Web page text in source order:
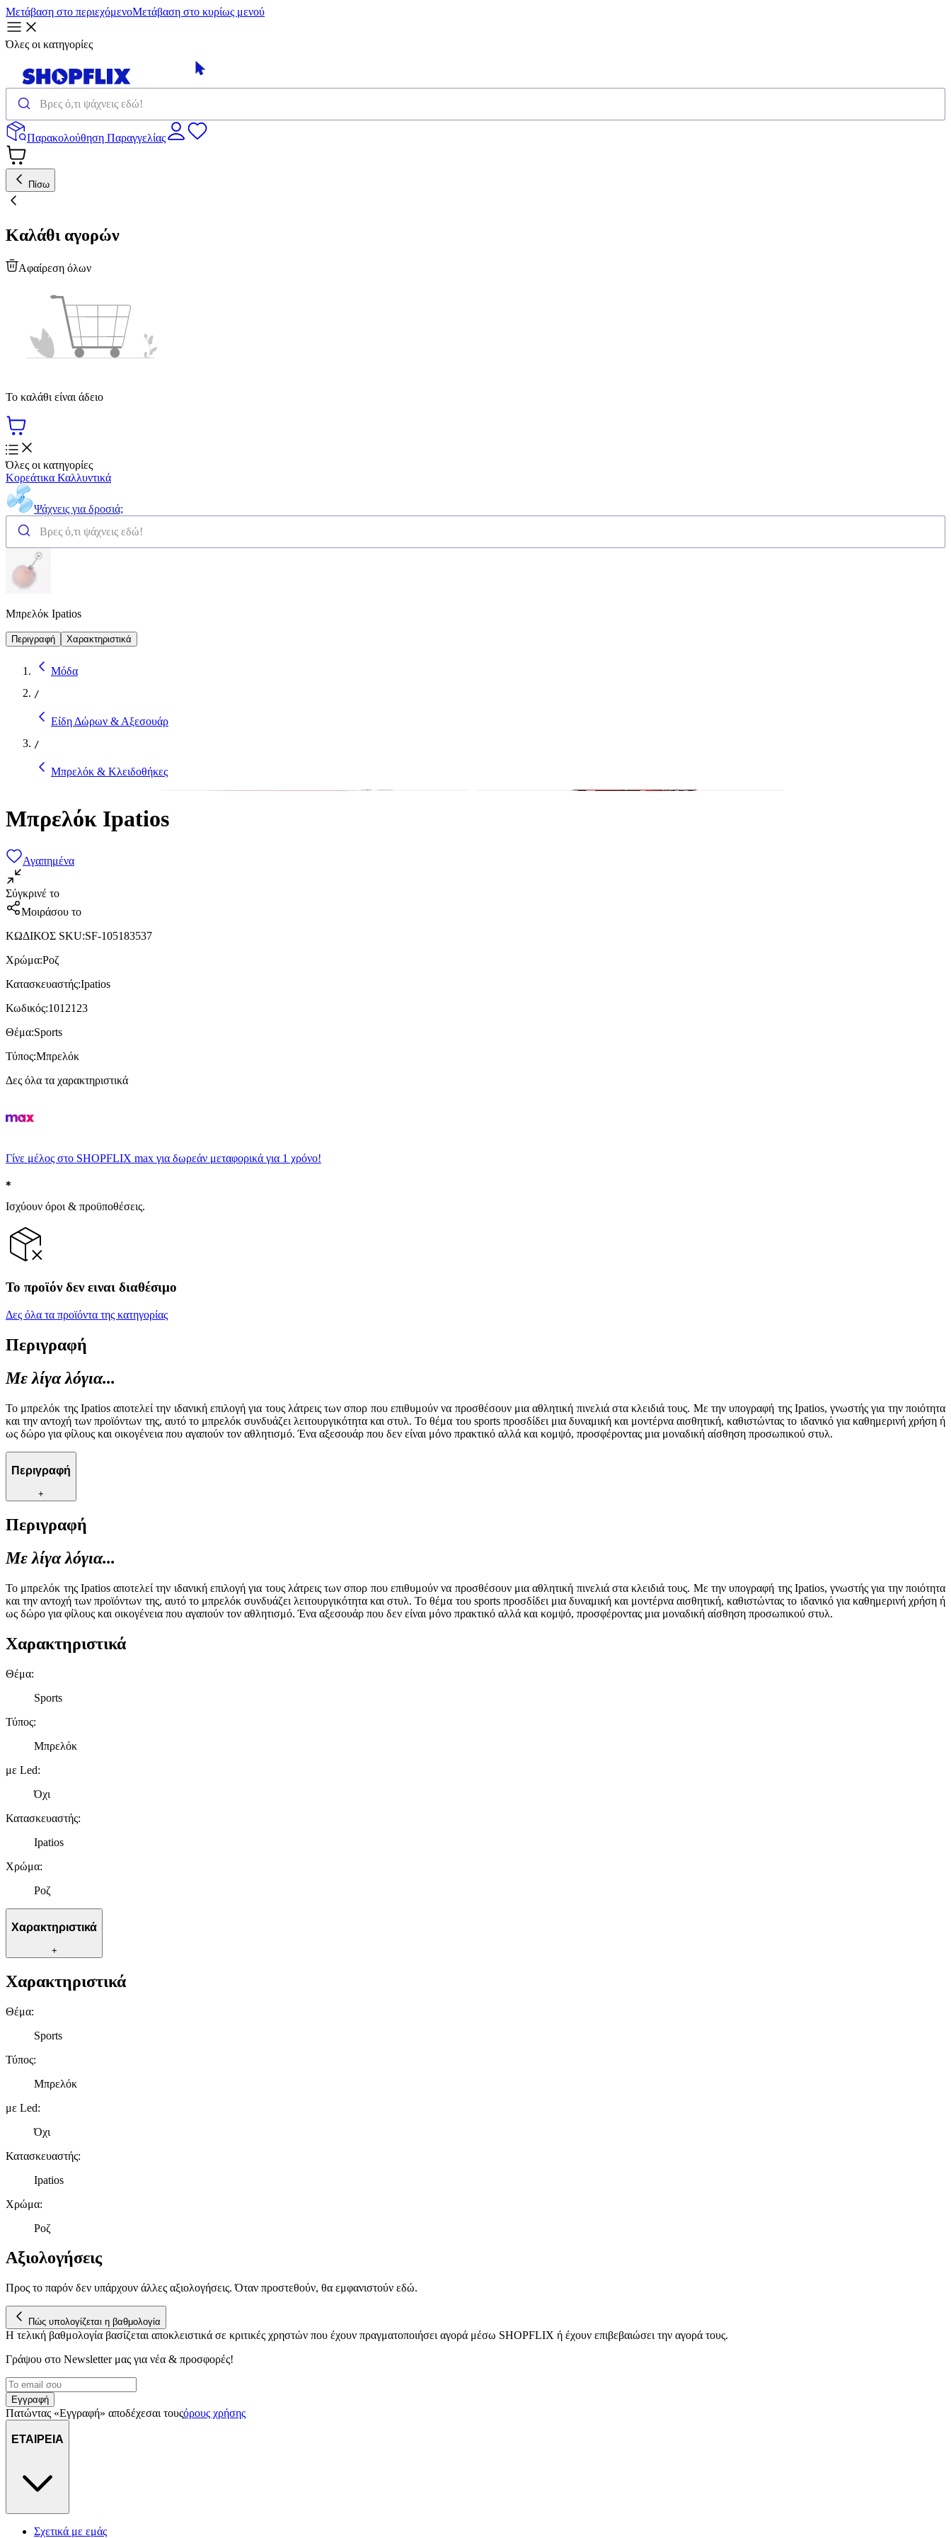
Μετάβαση στο περιεχόμενοΜετάβαση στο κυρίως μενού
Όλες οι κατηγορίες
Παρακολούθηση Παραγγελίας
Πίσω
Καλάθι αγορών
Αφαίρεση όλων
Το καλάθι είναι άδειο
Όλες οι κατηγορίες
Κορεάτικα Καλλυντικά
Ψάχνεις για δροσιά;
Μπρελόκ Ipatios
Περιγραφή Χαρακτηριστικά
Μόδα
/
Είδη Δώρων & Αξεσουάρ
/
Μπρελόκ & Κλειδοθήκες
Μπρελόκ Ipatios
Αγαπημένα
Σύγκρινέ το
Μοιράσου το
ΚΩΔΙΚΟΣ SKU:SF-105183537
Χρώμα:Ροζ
Κατασκευαστής:Ipatios
Κωδικός:1012123
Θέμα:Sports
Τύπος:Μπρελόκ
Δες όλα τα χαρακτηριστικά
Γίνε μέλος στο SHOPFLIX max για δωρεάν μεταφορικά για 1 χρόνο!
Ισχύουν όροι & προϋποθέσεις.
Το προϊόν δεν ειναι διαθέσιμο
Δες όλα τα προϊόντα της κατηγορίας
Περιγραφή
Με λίγα λόγια...
Το μπρελόκ της Ipatios αποτελεί την ιδανική επιλογή για τους λάτρεις των σπορ που επιθυμούν να προσθέσουν μια αθλητική πινελιά στα κλειδιά τους. Με την υπογραφή της Ipatios, γνωστής για την ποιότητα
και την αντοχή των προϊόντων της, αυτό το μπρελόκ συνδυάζει λειτουργικότητα και στυλ. Το θέμα του sports προσδίδει μια δυναμική και μοντέρνα αισθητική, καθιστώντας το ιδανικό για καθημερινή χρήση ή
ως δώρο για φίλους και οικογένεια που αγαπούν τον αθλητισμό. Ένα αξεσουάρ που δεν είναι μόνο πρακτικό αλλά και κομψό, προσφέροντας μια μοναδική αίσθηση προσωπικού στυλ.
Περιγραφή
+
Περιγραφή
Με λίγα λόγια...
Το μπρελόκ της Ipatios αποτελεί την ιδανική επιλογή για τους λάτρεις των σπορ που επιθυμούν να προσθέσουν μια αθλητική πινελιά στα κλειδιά τους. Με την υπογραφή της Ipatios, γνωστής για την ποιότητα
και την αντοχή των προϊόντων της, αυτό το μπρελόκ συνδυάζει λειτουργικότητα και στυλ. Το θέμα του sports προσδίδει μια δυναμική και μοντέρνα αισθητική, καθιστώντας το ιδανικό για καθημερινή χρήση ή
ως δώρο για φίλους και οικογένεια που αγαπούν τον αθλητισμό. Ένα αξεσουάρ που δεν είναι μόνο πρακτικό αλλά και κομψό, προσφέροντας μια μοναδική αίσθηση προσωπικού στυλ.
Χαρακτηριστικά
Θέμα:
Sports
Τύπος:
Μπρελόκ
με Led:
Όχι
Κατασκευαστής:
Ipatios
Χρώμα:
Ροζ
Χαρακτηριστικά
+
Χαρακτηριστικά
Θέμα:
Sports
Τύπος:
Μπρελόκ
με Led:
Όχι
Κατασκευαστής:
Ipatios
Χρώμα:
Ροζ
Αξιολογήσεις
Προς το παρόν δεν υπάρχουν άλλες αξιολογήσεις. Όταν προστεθούν, θα εμφανιστούν εδώ.
Πώς υπολογίζεται η βαθμολογία
Η τελική βαθμολογία βασίζεται αποκλειστικά σε κριτικές χρηστών που έχουν πραγματοποιήσει αγορά μέσω SHOPFLIX ή έχουν επιβεβαιώσει την αγορά τους.
Γράψου στο Νewsletter μας για νέα & προσφορές!
Εγγραφή
Πατώντας «Εγγραφή» αποδέχεσαι τουςόρους χρήσης
ΕΤΑΙΡΕΙΑ
Σχετικά με εμάς